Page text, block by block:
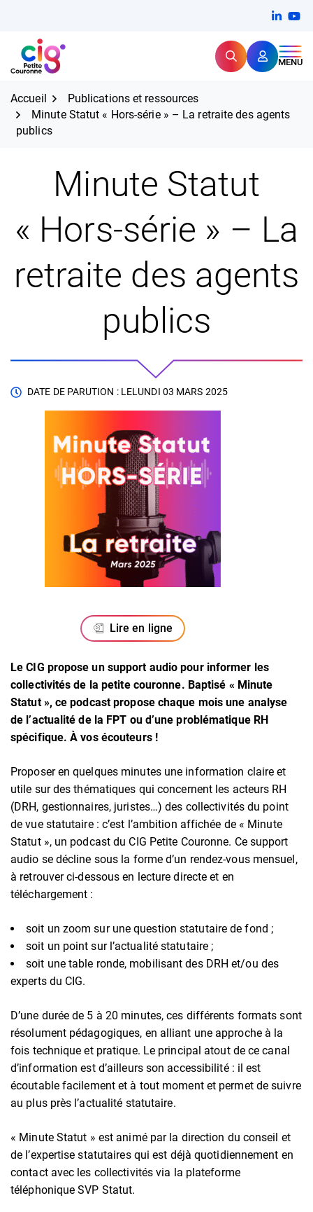
contenu
CIG Petite Couronne RechercherMENU
Expertise et proximité pour
Accueil
Publications et ressources
Minute Statut « Hors-série » – La retraite des agents
publics
Minute Statut
« Hors-série » – La
retraite des agents
publics
DATE DE PARUTION : LELUNDI 03 MARS 2025
Lire en ligne
Le CIG propose un support audio pour informer les
collectivités de la petite couronne. Baptisé « Minute
Statut », ce podcast propose chaque mois une analyse
de l’actualité de la FPT ou d’une problématique RH
spécifique. À vos écouteurs !
Proposer en quelques minutes une information claire et
utile sur des thématiques qui concernent les acteurs RH
(DRH, gestionnaires, juristes…) des collectivités du point
de vue statutaire : c’est l’ambition affichée de « Minute
Statut », un podcast du CIG Petite Couronne. Ce support
audio se décline sous la forme d’un rendez-vous mensuel,
à retrouver ci-dessous en lecture directe et en
téléchargement :
soit un zoom sur une question statutaire de fond ;
soit un point sur l’actualité statutaire ;
soit une table ronde, mobilisant des DRH et/ou des
experts du CIG.
D’une durée de 5 à 20 minutes, ces différents formats sont
résolument pédagogiques, en alliant une approche à la
fois technique et pratique. Le principal atout de ce canal
d’information est d’ailleurs son accessibilité : il est
écoutable facilement et à tout moment et permet de suivre
au plus près l’actualité statutaire.
« Minute Statut » est animé par la direction du conseil et
de l’expertise statutaires qui est déjà quotidiennement en
contact avec les collectivités via la plateforme
téléphonique SVP Statut.